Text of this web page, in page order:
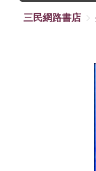
三民網路書店